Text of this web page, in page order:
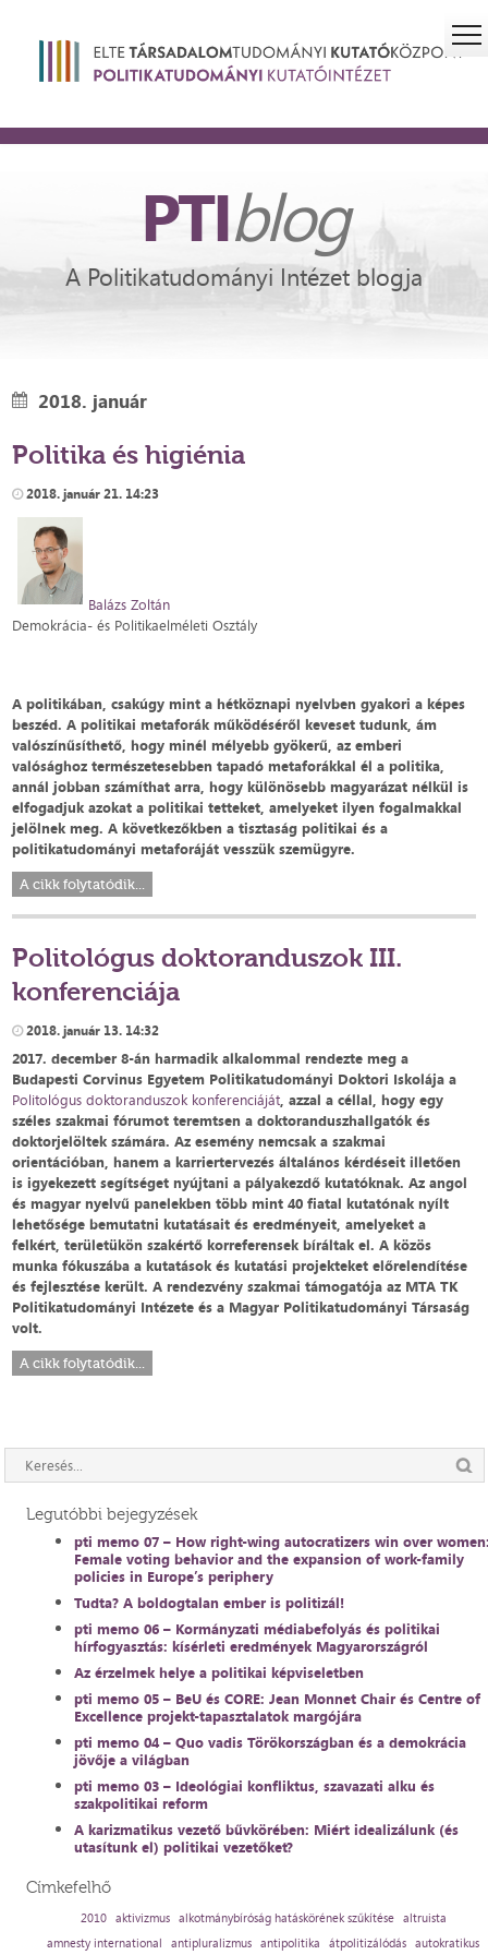
PTIblog
A Politikatudományi Intézet blogja
2018. január
Politika és higiénia
2018. január 21. 14:23
Balázs Zoltán
Demokrácia- és Politikaelméleti Osztály
A politikában, csakúgy mint a hétköznapi nyelvben gyakori a képes
beszéd. A politikai metaforák működéséről keveset tudunk, ám
valószínűsíthető, hogy minél mélyebb gyökerű, az emberi
valósághoz természetesebben tapadó metaforákkal él a politika,
annál jobban számíthat arra, hogy különösebb magyarázat nélkül is
elfogadjuk azokat a politikai tetteket, amelyeket ilyen fogalmakkal
jelölnek meg. A következőkben a tisztaság politikai és a
politikatudományi metaforáját vesszük szemügyre.
A cikk folytatódik...
Politológus doktoranduszok III.
konferenciája
2018. január 13. 14:32
2017. december 8-án harmadik alkalommal rendezte meg a
Budapesti Corvinus Egyetem Politikatudományi Doktori Iskolája a
Politológus doktoranduszok konferenciáját, azzal a céllal, hogy egy
széles szakmai fórumot teremtsen a doktoranduszhallgatók és
doktorjelöltek számára. Az esemény nemcsak a szakmai
orientációban, hanem a karriertervezés általános kérdéseit illetően
is igyekezett segítséget nyújtani a pályakezdő kutatóknak. Az angol
és magyar nyelvű panelekben több mint 40 fiatal kutatónak nyílt
lehetősége bemutatni kutatásait és eredményeit, amelyeket a
felkért, területükön szakértő korreferensek bíráltak el. A közös
munka fókuszába a kutatások és kutatási projekteket előrelendítése
és fejlesztése került. A rendezvény szakmai támogatója az MTA TK
Politikatudományi Intézete és a Magyar Politikatudományi Társaság
volt.
A cikk folytatódik...
Legutóbbi bejegyzések
pti memo 07 – How right-wing autocratizers win over
Female voting behavior and the expansion of work-family
policies in Europe’s periphery
Tudta? A boldogtalan ember is politizál!
pti memo 06 – Kormányzati médiabefolyás és politikai
hírfogyasztás: kísérleti eredmények Magyarországról
Az érzelmek helye a politikai képviseletben
pti memo 05 – BeU és CORE: Jean Monnet Chair és Centre of
Excellence projekt-tapasztalatok margójára
pti memo 04 – Quo vadis Törökországban és a demokrácia
jövője a világban
pti memo 03 – Ideológiai konfliktus, szavazati alku és
szakpolitikai reform
A karizmatikus vezető bűvkörében: Miért idealizálunk (és
utasítunk el) politikai vezetőket?
Címkefelhő
2010 aktivizmus alkotmánybíróság hatáskörének szűkítése
altruista
amnesty international
antipluralizmus antipolitika átpolitizálódás autokratikus